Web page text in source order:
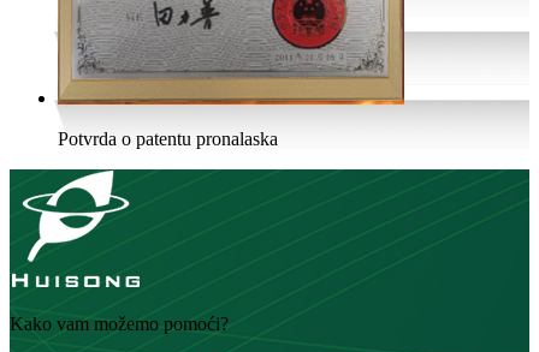
Potvrda o patentu pronalaska
Kako vam možemo pomoći?